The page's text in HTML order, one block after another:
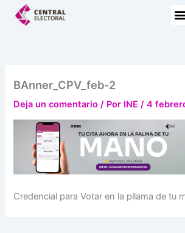
BAnner_CPV_feb-2
Deja un comentario / Por INE/4
Credencial para Votar en la pllama de tu